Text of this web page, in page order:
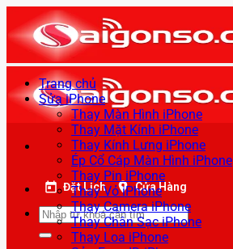
qua
nội
dung
Đặt Lịch Cửa Hàng
Tìm
kiếm:
Trang chủ
Sửa iPhone
Thay Màn Hình iPhone
Thay Mặt Kính iPhone
Thay Kính Lưng iPhone
Ép Cổ Cáp Màn Hình iPhone
Thay Pin iPhone
Thay Vỏ iPhone
Thay Camera iPhone
Thay Chân Sạc iPhone
Thay Loa iPhone